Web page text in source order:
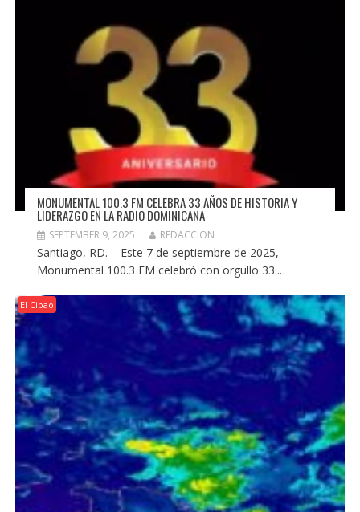
MONUMENTAL 100.3 FM CELEBRA 33 AÑOS DE HISTORIA Y
LIDERAZGO EN LA RADIO DOMINICANA
SEPTEMBER 9, 2025 REDACCION
Santiago, RD. – Este 7 de septiembre de 2025,
Monumental 100.3 FM celebró con orgullo 33...
El Cibao